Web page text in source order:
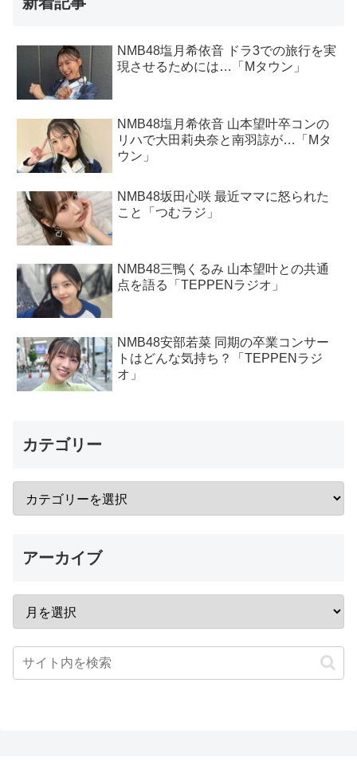
NMB48塩月希依音 ドラ3での旅行を実
現させるためには…「Mタウン」
NMB48塩月希依音 山本望叶卒コンの
リハで大田莉央奈と南羽諒が…「Mタ
ウン」
NMB48坂田心咲 最近ママに怒られた
こと「つむラジ」
NMB48三鴨くるみ 山本望叶との共通
点を語る「TEPPENラジオ」
NMB48安部若菜 同期の卒業コンサー
トはどんな気持ち？「TEPPENラジ
オ」
カテゴリー
アーカイブ